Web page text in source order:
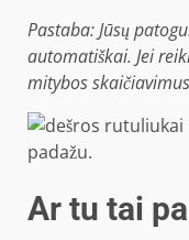
Pastaba: Jūsų
automatiškai. Jei
mitybos
Ar tu tai